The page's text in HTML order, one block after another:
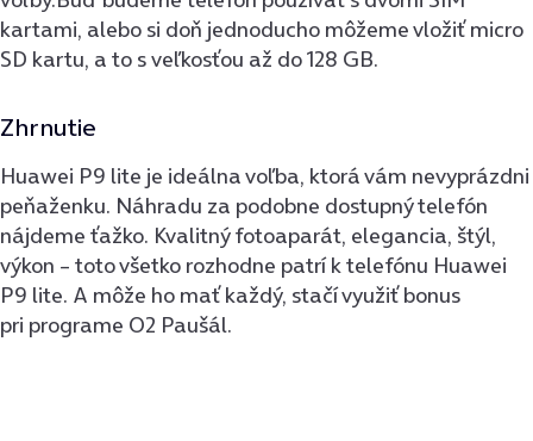
kartami, alebo si doň jednoducho môžeme vložiť micro
SD kartu, a to s veľkosťou až do 128 GB.
Zhrnutie
Huawei P9 lite je ideálna voľba, ktorá vám nevyprázdni
peňaženku. Náhradu za podobne dostupný telefón
nájdeme ťažko. Kvalitný fotoaparát, elegancia, štýl,
výkon – toto všetko rozhodne patrí k telefónu Huawei
P9 lite. A môže ho mať každý, stačí využiť bonus
pri programe O2 Paušál.